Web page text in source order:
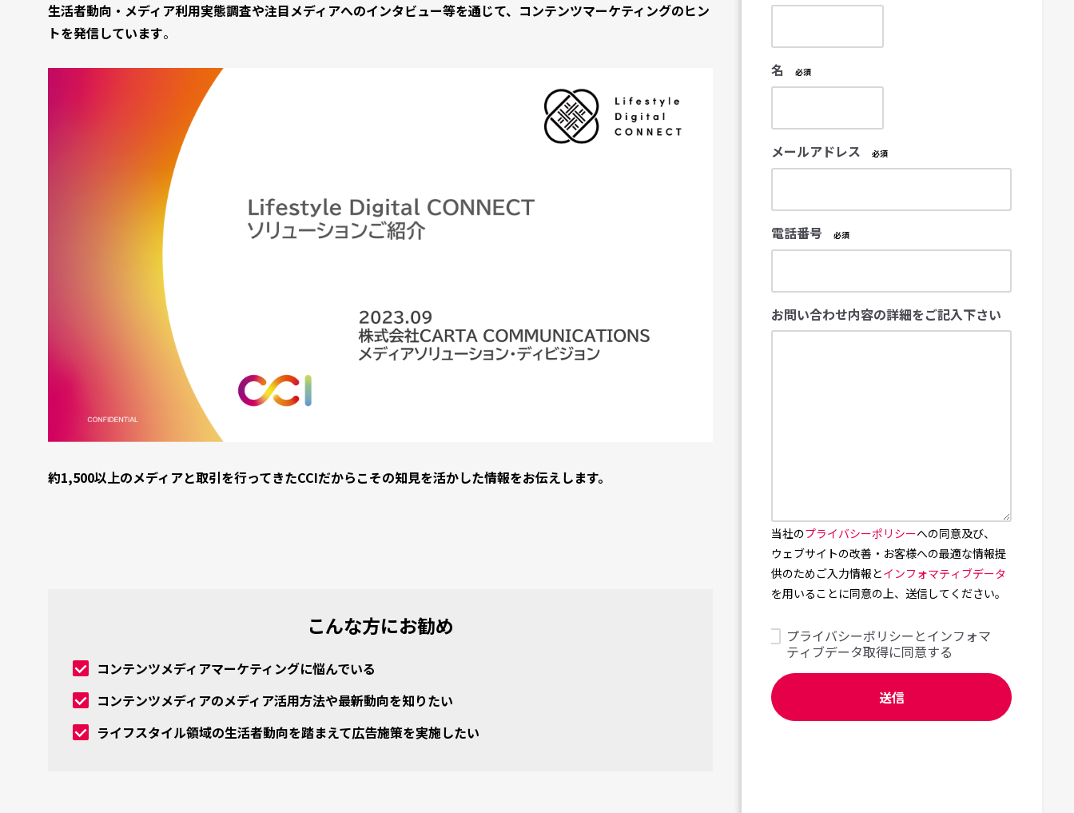
生活者動向・メディア利用実態調査や注目メディアへのインタビュー等を通じて、コンテンツマーケティングのヒン
トを発信しています。
約1,500以上のメディアと取引を行ってきたCCIだからこその知見を活かした情報をお伝えします。
こんな方にお勧め
コンテンツメディアマーケティングに悩んでいる
コンテンツメディアのメディア活用方法や最新動向を知りたい
ライフスタイル領域の生活者動向を踏まえて広告施策を実施したい
名
メールアドレス
電話番号
お問い合わせ内容の詳細をご記入下さい
当社のプライバシーポリシーへの同意及び、
ウェブサイトの改善・お客様への最適な情報提
供のためご入力情報とインフォマティブデータ
を用いることに同意の上、送信してください。
プライバシーポリシーとインフォマ
ティブデータ取得に同意する